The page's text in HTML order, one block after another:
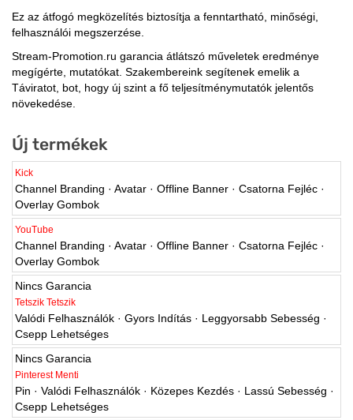
Ez az átfogó megközelítés biztosítja a fenntartható, minőségi,
felhasználói megszerzése.
Stream-Promotion.ru garancia átlátszó műveletek eredménye
megígérte, mutatókat. Szakembereink segítenek emelik a
Táviratot, bot, hogy új szint a fő teljesítménymutatók jelentős
növekedése.
Új termékek
Kick
Channel Branding · Avatar · Offline Banner · Csatorna Fejléc ·
Overlay Gombok
YouTube
Channel Branding · Avatar · Offline Banner · Csatorna Fejléc ·
Overlay Gombok
Nincs Garancia
Tetszik Tetszik
Valódi Felhasználók · Gyors Indítás · Leggyorsabb Sebesség ·
Csepp Lehetséges
Nincs Garancia
Pinterest Menti
Pin · Valódi Felhasználók · Közepes Kezdés · Lassú Sebesség ·
Csepp Lehetséges